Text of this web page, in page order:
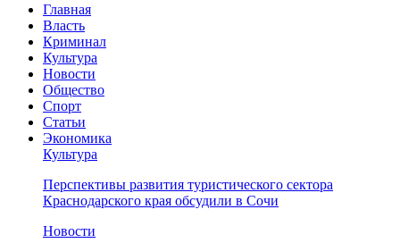
Главная
Власть
Криминал
Культура
Новости
Общество
Спорт
Статьи
Экономика
Культура
Перспективы развития туристического сектора
Краснодарского края обсудили в Сочи
Новости